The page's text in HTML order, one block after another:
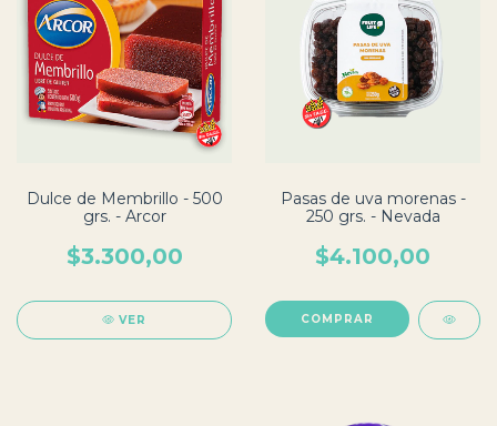
Dulce de Membrillo - 500
grs. - Arcor
$3.300,00
VER
Pasas de uva morenas -
250 grs. - Nevada
$4.100,00